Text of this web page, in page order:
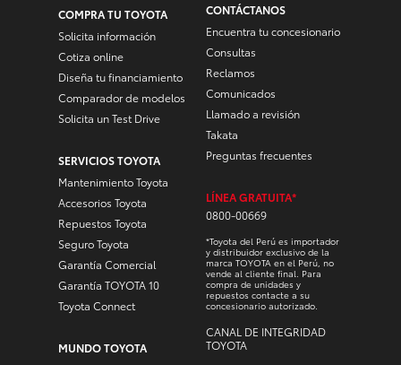
COMPRA TU TOYOTA
Solicita información
Cotiza online
Diseña tu financiamiento
Comparador de modelos
Solicita un Test Drive
SERVICIOS TOYOTA
Mantenimiento Toyota
Accesorios Toyota
Repuestos Toyota
Seguro Toyota
Garantía Comercial
Garantía TOYOTA 10
Toyota Connect
MUNDO TOYOTA
CONTÁCTANOS
Encuentra tu concesionario
Consultas
Reclamos
Comunicados
Llamado a revisión
Takata
Preguntas frecuentes
LÍNEA GRATUITA*
0800-00669
*Toyota del Perú es importador
y distribuidor exclusivo de la
marca TOYOTA en el Perú, no
vende al cliente final. Para
compra de unidades y
repuestos contacte a su
concesionario autorizado.
CANAL DE INTEGRIDAD
TOYOTA